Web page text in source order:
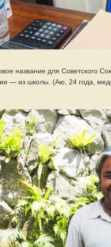
название для Советского
— из школы. (Аю, 24 года,